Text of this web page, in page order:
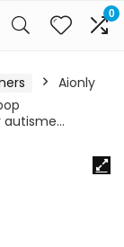
0
Aionly
autisme…